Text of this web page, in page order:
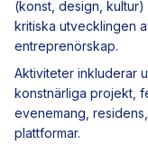
(konst, design,
kritiska utvecklingen
entreprenörskap.
Aktiviteter inkluderar
konstnärliga projekt,
evenemang,
plattformar.